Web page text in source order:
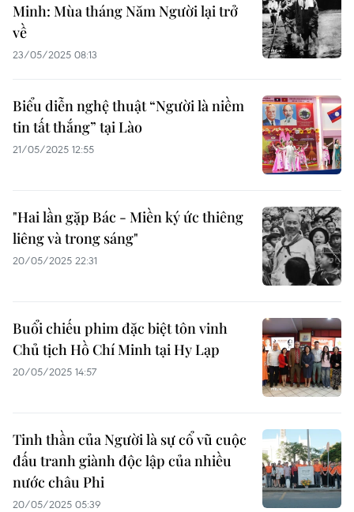
Minh: Mùa tháng Năm Người lại trở
về
23/05/2025 08:13
Biểu diễn nghệ thuật “Người là niềm
tin tất thắng” tại Lào
21/05/2025 12:55
"Hai lần gặp Bác - Miền ký ức thiêng
liêng và trong sáng"
20/05/2025 22:31
Buổi chiếu phim đặc biệt tôn vinh
Chủ tịch Hồ Chí Minh tại Hy Lạp
20/05/2025 14:57
Tinh thần của Người là sự cổ vũ cuộc
đấu tranh giành độc lập của nhiều
nước châu Phi
20/05/2025 05:39